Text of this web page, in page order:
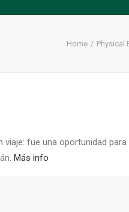
Home Physical
fue una oportunidad
Más info